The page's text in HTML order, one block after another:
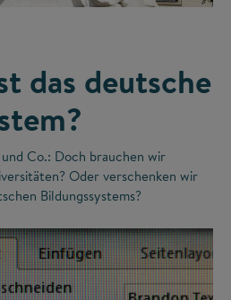
das deutsche
Co.: Doch brauchen wir
Oder verschenken wir
Bildungssystems?